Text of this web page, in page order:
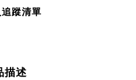
蹤清單
描述